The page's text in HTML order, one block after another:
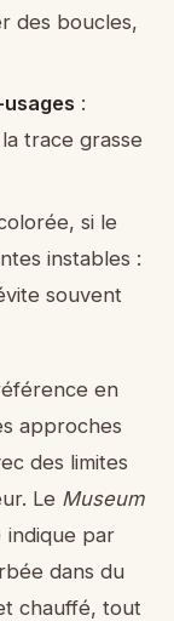
des boucles,
:
trace grasse
si le
instables :
souvent
en
approches
des limites
Le Museum
indique par
dans du
chauffé, tout